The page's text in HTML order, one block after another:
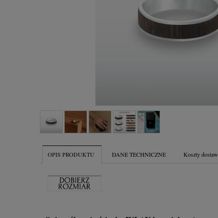
OPIS PRODUKTU DANE TECHNICZNE Koszty